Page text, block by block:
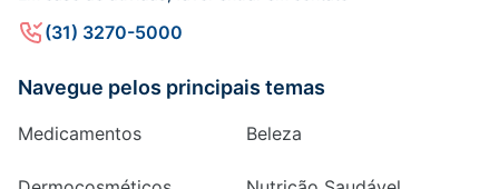
(31) 3270-5000
Navegue pelos principais temas
Medicamentos Beleza